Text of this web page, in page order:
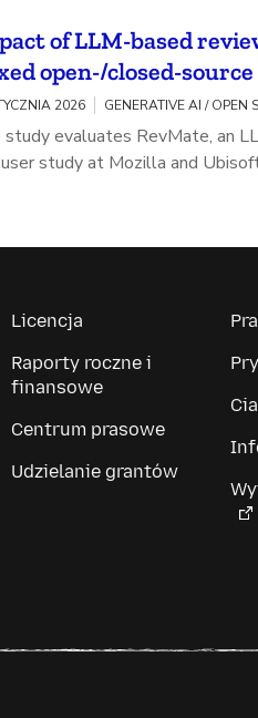
of LLM-based
open-/closed-
2026 GENERATIVE AI / OPEN
study evaluates RevMate, an
study at Mozilla and
Licencja
Raporty roczne i
finansowe
Centrum prasowe
Udzielanie grantów